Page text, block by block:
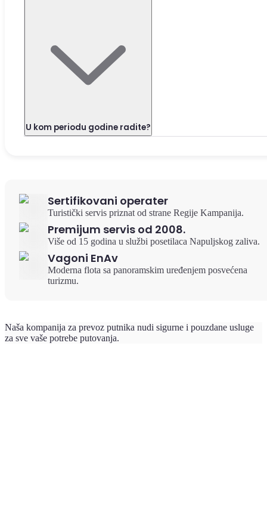
U kom periodu godine radite?
Sertifikovani operater
Turistički servis priznat od strane Regije Kampanija.
Premijum servis od 2008.
Više od 15 godina u službi posetilaca Napuljskog zaliva.
Vagoni EnAv
Moderna flota sa panoramskim uređenjem posvećena
turizmu.
Naša kompanija za prevoz putnika nudi sigurne i pouzdane usluge
za sve vaše potrebe putovanja.